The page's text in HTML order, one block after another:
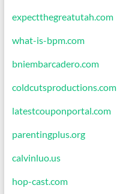
expectthegreatutah.com
what-is-bpm.com
bniembarcadero.com
coldcutsproductions.com
latestcouponportal.com
parentingplus.org
calvinluo.us
hop-cast.com